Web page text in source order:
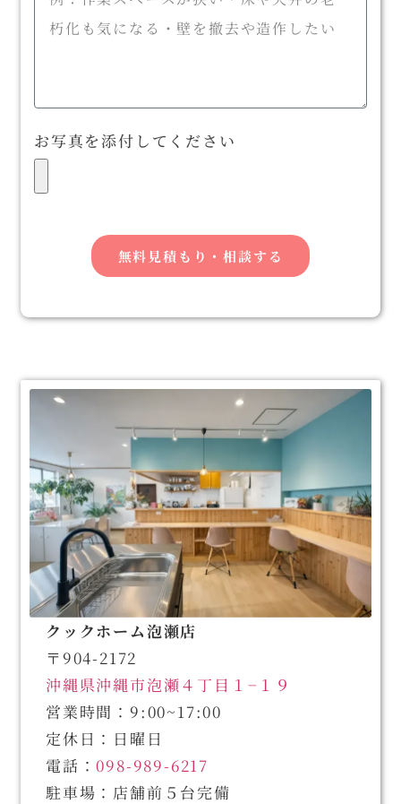
お写真を添付してください
無料見積もり・相談する
クックホーム泡瀬店
〒904-2172
沖縄県沖縄市泡瀬４丁目１−１９
営業時間：9:00~17:00
定休日：日曜日
電話：098-989-6217
駐車場：店舗前５台完備